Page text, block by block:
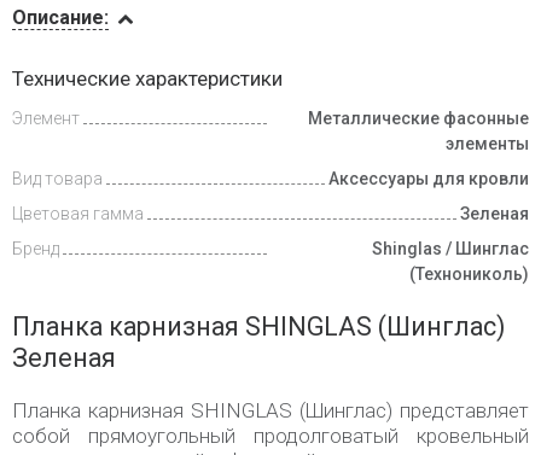
и оплата
Описание:
Технические характеристики
Элемент
Металлические фасонные
элементы
Вид товара
Аксессуары для кровли
Цветовая гамма
Зеленая
Бренд
Shinglas / Шинглас
(Технониколь)
Планка карнизная SHINGLAS (Шинглас)
Зеленая
Планка карнизная SHINGLAS (Шинглас) представляет
собой прямоугольный продолговатый кровельный